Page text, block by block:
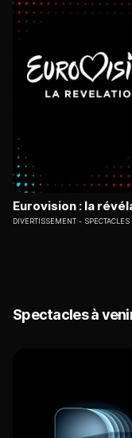
Eurovision : la
DIVERTISSEMENT SPECTACLES
Spectacles à